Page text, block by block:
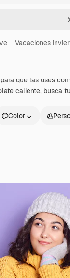
Vacaciones
que las uses
caliente, busca
Color
Información útil
Academy
Documentación
Soporte